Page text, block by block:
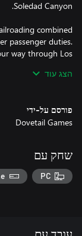
combined
passenger duties.
way through Los
sun-soaked runs
הצג עוד
פורסם על-ידי
Dovetail Games
שחק עם
PC